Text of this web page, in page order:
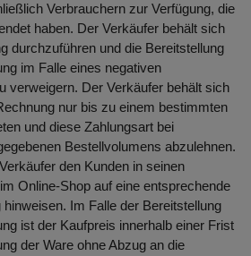
Verbrauchern zur Verfügung, die
haben. Der Verkäufer behält sich
durchzuführen und die Bereitstellung
im Falle eines negativen
verweigern. Der Verkäufer behält sich
nur bis zu einem bestimmten
und diese Zahlungsart bei
Bestellvolumens abzulehnen.
den Kunden in seinen
Online-Shop auf eine entsprechende
Im Falle der Bereitstellung
ist der Kaufpreis innerhalb einer Frist
der Ware ohne Abzug an die